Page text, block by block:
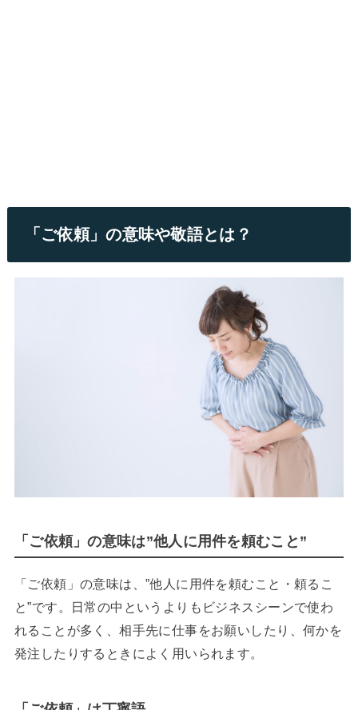
「ご依頼」の意味や敬語とは？
「ご依頼」の意味は”他人に用件を頼むこと”
「ご依頼」の意味は、”他人に用件を頼むこと・頼るこ
と”です。日常の中というよりもビジネスシーンで使わ
れることが多く、相手先に仕事をお願いしたり、何かを
発注したりするときによく用いられます。